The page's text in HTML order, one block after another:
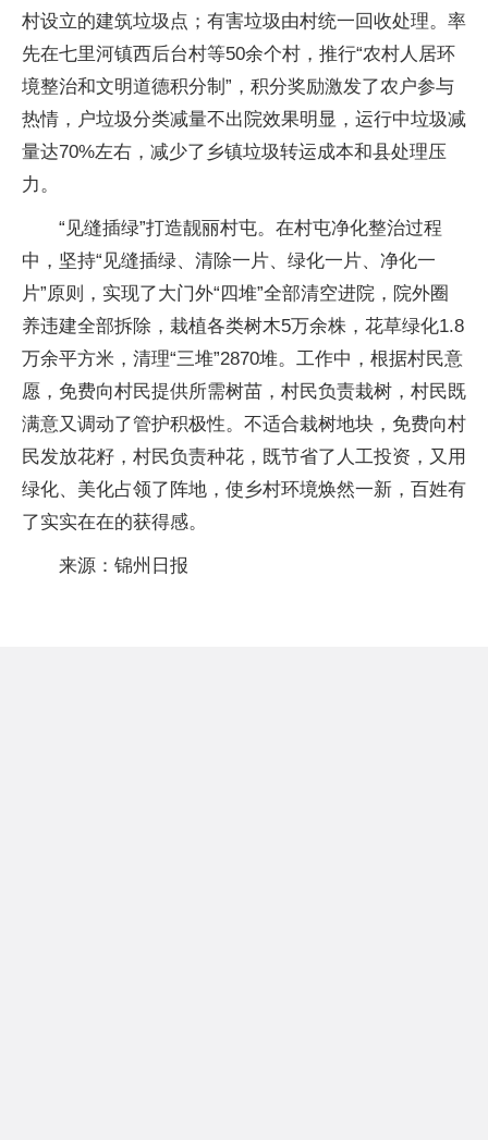
村设立的建筑垃圾点；有害垃圾由村统一回收处理。率
先在七里河镇西后台村等50余个村，推行“农村人居环
境整治和文明道德积分制”，积分奖励激发了农户参与
热情，户垃圾分类减量不出院效果明显，运行中垃圾减
量达70%左右，减少了乡镇垃圾转运成本和县处理压
力。
“见缝插绿”打造靓丽村屯。在村屯净化整治过程
中，坚持“见缝插绿、清除一片、绿化一片、净化一
片”原则，实现了大门外“四堆”全部清空进院，院外圈
养违建全部拆除，栽植各类树木5万余株，花草绿化1.8
万余平方米，清理“三堆”2870堆。工作中，根据村民意
愿，免费向村民提供所需树苗，村民负责栽树，村民既
满意又调动了管护积极性。不适合栽树地块，免费向村
民发放花籽，村民负责种花，既节省了人工投资，又用
绿化、美化占领了阵地，使乡村环境焕然一新，百姓有
了实实在在的获得感。
来源：锦州日报